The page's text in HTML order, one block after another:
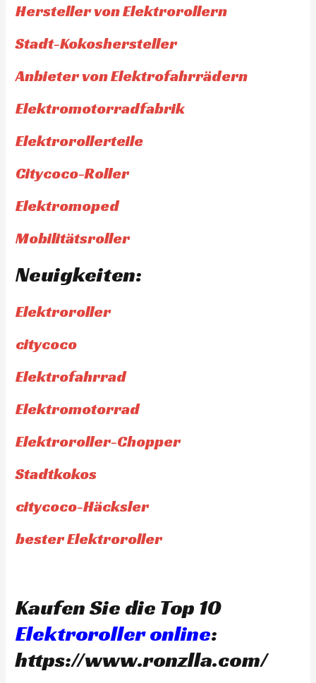
Hersteller von Elektrorollern
Stadt-Kokoshersteller
Anbieter von Elektrofahrrädern
Elektromotorradfabrik
Elektrorollerteile
Citycoco-Roller
Elektromoped
Mobilitätsroller
Neuigkeiten:
Elektroroller
citycoco
Elektrofahrrad
Elektromotorrad
Elektroroller-Chopper
Stadtkokos
citycoco-Häcksler
bester Elektroroller
Kaufen Sie die Top 10
Elektroroller online:
https://www.ronzlla.com/